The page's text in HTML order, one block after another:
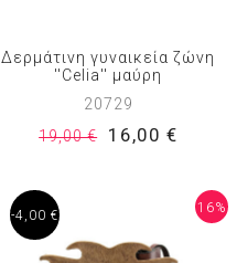
Δερμάτινη γυναικεία ζώνη
''Celia'' μαύρη
20729
19,00 €
16,00 €
16%
-4,00 €